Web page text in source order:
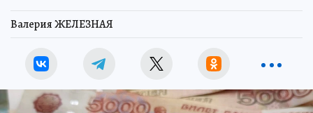
Валерия ЖЕЛЕЗНАЯ